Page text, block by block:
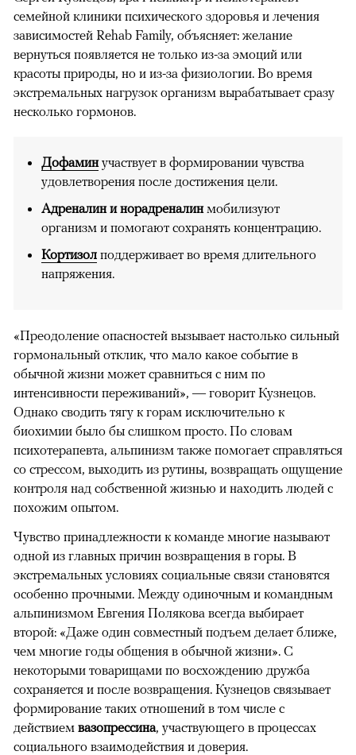
семейной клиники психического здоровья и лечения
зависимостей Rehab Family, объясняет: желание
вернуться появляется не только из-за эмоций или
красоты природы, но и из-за физиологии. Во время
экстремальных нагрузок организм вырабатывает сразу
несколько гормонов.
Дофаминучаствует в формировании чувства
удовлетворения после достижения цели.
Адреналин и норадреналинмобилизуют
организм и помогают сохранять концентрацию.
Кортизол поддерживает во время длительного
напряжения.
«Преодоление опасностей вызывает настолько сильный
гормональный отклик, что мало какое событие в
обычной жизни может сравниться с ним по
интенсивности переживаний», — говорит Кузнецов.
Однако сводить тягу к горам исключительно к
биохимии было бы слишком просто. По словам
психотерапевта, альпинизм также помогает справляться
со стрессом, выходить из рутины, возвращать ощущение
контроля над собственной жизнью и находить людей с
похожим опытом.
Чувство принадлежности к команде многие называют
одной из главных причин возвращения в горы. В
экстремальных условиях социальные связи становятся
особенно прочными. Между одиночным и командным
альпинизмом Евгения Полякова всегда выбирает
второй: «Даже один совместный подъем делает ближе,
чем многие годы общения в обычной жизни». С
некоторыми товарищами по восхождению дружба
сохраняется и после возвращения. Кузнецов связывает
формирование таких отношений в том числе с
действием вазопрессина, участвующего в процессах
социального взаимодействия и доверия.